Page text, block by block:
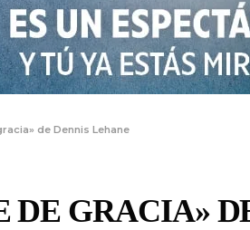
de Dennis Lehane
DE GRACIA»